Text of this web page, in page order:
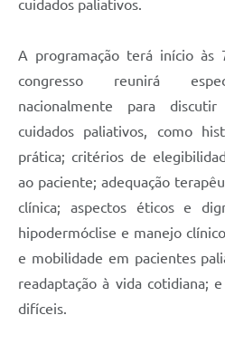
cuidados paliativos.
A programação terá início
congresso reunirá
nacionalmente para
cuidados paliativos, como
prática; critérios de
ao paciente; adequação
clínica; aspectos éticos e
hipodermóclise e manejo
e mobilidade em pacientes
readaptação à vida cotidiana;
difíceis.